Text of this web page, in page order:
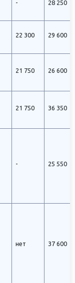
- 28 250
22 300 29 600
21 750 26 600
21 750 36 350
- 25 550
нет 37 600